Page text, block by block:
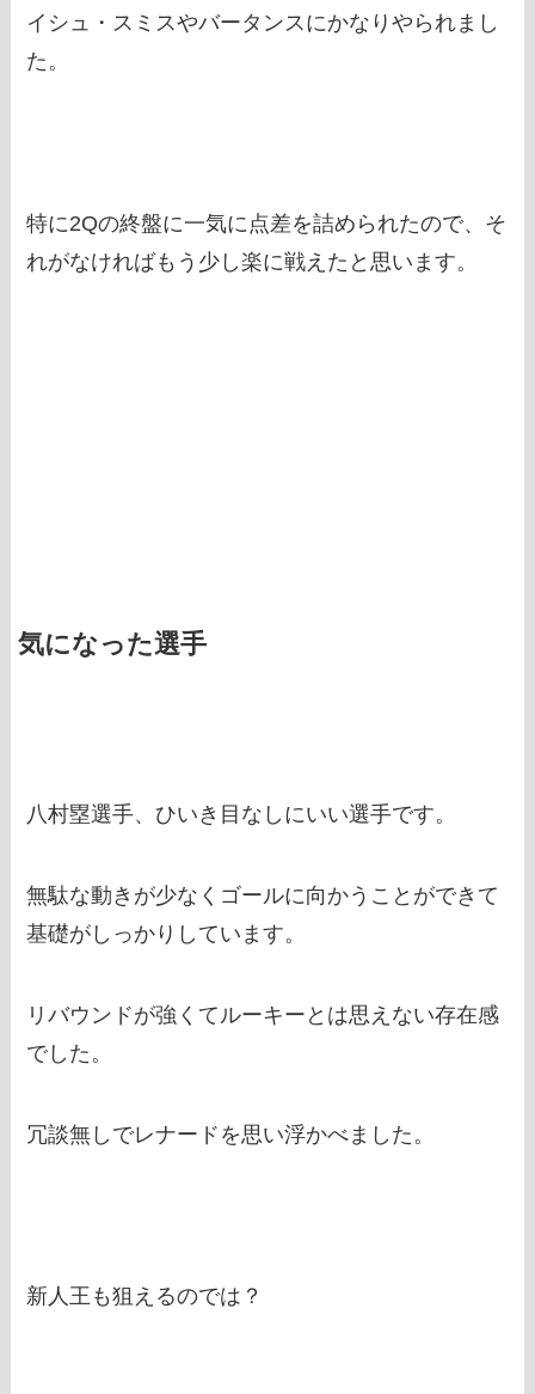
イシュ・スミスやバータンスにかなりやられまし
た。
特に2Qの終盤に一気に点差を詰められたので、そ
れがなければもう少し楽に戦えたと思います。
気になった選手
八村塁選手、ひいき目なしにいい選手です。
無駄な動きが少なくゴールに向かうことができて
基礎がしっかりしています。
リバウンドが強くてルーキーとは思えない存在感
でした。
冗談無しでレナードを思い浮かべました。
新人王も狙えるのでは？